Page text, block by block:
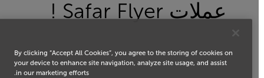
عملات Safar Flyer !
By clicking “Accept All Cookies”, you agree to the storing of cookies on
your device to enhance site navigation, analyze site usage, and assist
in our marketing efforts.